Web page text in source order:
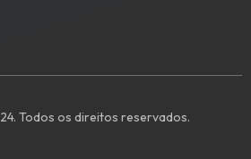
Todos os direitos reservados.